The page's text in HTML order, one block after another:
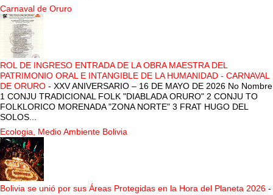
Carnaval de Oruro
ROL DE INGRESO ENTRADA DE LA OBRA MAESTRA DEL
PATRIMONIO ORAL E INTANGIBLE DE LA HUMANIDAD - CARNAVAL
DE ORURO - XXV ANIVERSARIO – 16 DE MAYO DE 2026 No Nombre
1 CONJU TRADICIONAL FOLK "DIABLADA ORURO" 2 CONJU TO
FOLKLORICO MORENADA "ZONA NORTE" 3 FRAT HUGO DEL
SOLOS...
Ecologia, Medio Ambiente Bolivia
Bolivia se unió por sus Áreas Protegidas en la Hora del Planeta 2026 -